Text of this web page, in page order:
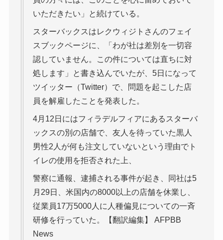
いただきたい」と続けている。
スターバックスはレクウィジトさんのフェイ
スブックページに、「わが社は差別を一切容
認していません。この件については直ちに対
処します」と書き込んでいたが、5日になって
ツイッター（Twitter）で、問題を起こした店
員を解雇したことを発表した。
4月12日にはフィラデルフィアにあるスターバ
ックスの別の店舗で、友人を待っていた黒人
男性2人が何も注文していないという理由でト
イレの使用を拒否された上、
警察に通報、逮捕される事件が起き、同社は5
月29日、米国内の8000以上の店舗を休業し、
従業員17万5000人に人種偏見についての一斉
研修を行っていた。【翻訳編集】 AFPBB
News